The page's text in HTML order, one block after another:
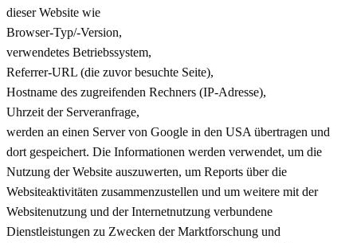
dieser Website wie
Browser-Typ/-Version,
verwendetes Betriebssystem,
Referrer-URL (die zuvor besuchte Seite),
Hostname des zugreifenden Rechners (IP-Adresse),
Uhrzeit der Serveranfrage,
werden an einen Server von Google in den USA übertragen und
dort gespeichert. Die Informationen werden verwendet, um die
Nutzung der Website auszuwerten, um Reports über die
Websiteaktivitäten zusammenzustellen und um weitere mit der
Websitenutzung und der Internetnutzung verbundene
Dienstleistungen zu Zwecken der Marktforschung und